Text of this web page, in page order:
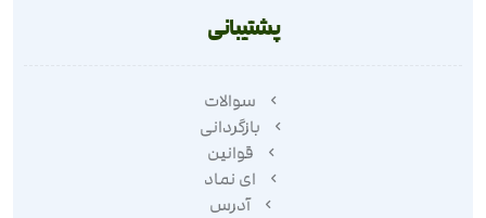
پشتیبانی
سوالات
بازگردانی
قوانین
ای نماد
آدرس